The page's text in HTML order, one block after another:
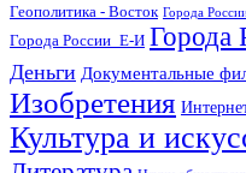
Геополитика - Восток Города
Города России_Е-И Города
Деньги Документальные
Изобретения
Культура и